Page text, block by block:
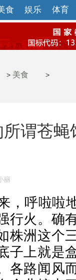
食 娱乐 体育
> 美食 >
谓苍
丽
呼啦啦
行火。确
株洲这个
子上就是
各路闻风